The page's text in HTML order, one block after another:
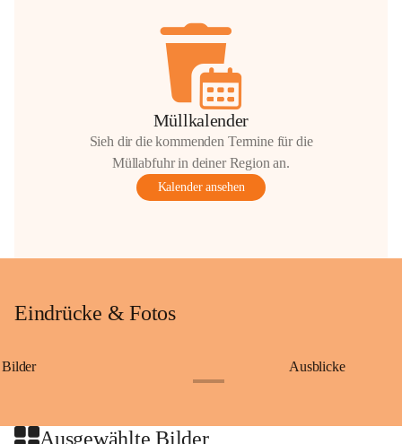
Müllkalender
Sieh dir die kommenden Termine für die
Müllabfuhr in deiner Region an.
Kalender ansehen
Eindrücke & Fotos
Bilder Ausblicke
Ausgewählte Bilder